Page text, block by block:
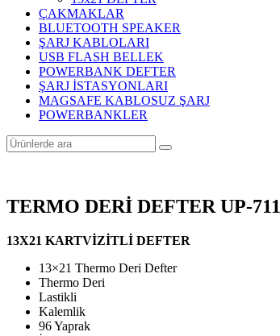
ÇAKMAKLAR
BLUETOOTH SPEAKER
ŞARJ KABLOLARI
USB FLASH BELLEK
POWERBANK DEFTER
ŞARJ İSTASYONLARI
MAGSAFE KABLOSUZ ŞARJ
POWERBANKLER
TERMO DERİ DEFTER UP-711
13X21 KARTVİZİTLİ DEFTER
13×21 Thermo Deri Defter
Thermo Deri
Lastikli
Kalemlik
96 Yaprak